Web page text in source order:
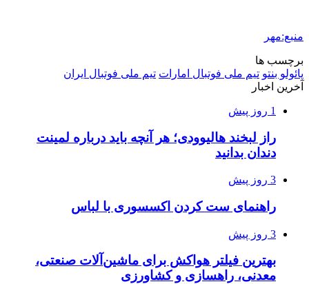
منبع:مهر
برچسب ها
پائولو بنتو تیم ملی فوتبال امارات تیم ملی فوتبال ایران
آخرین اخبار
1 روز پیش
راز لبخند هالیوودی؛ هر آنچه باید درباره لمینت
دندان بدانید
3 روز پیش
راهنمای ست کردن اکسسوری با لباس
3 روز پیش
بهترین فیلتر هواکش برای ماشین‌آلات صنعتی،
معدنی، راهسازی و کشاورزی